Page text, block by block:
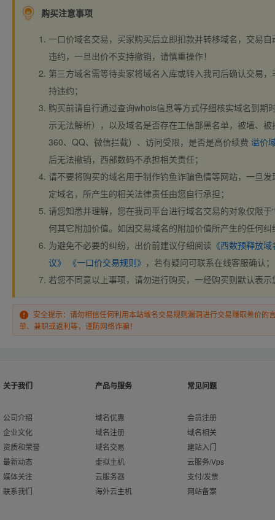
购买注意事项
一口价域名交易，买家购买后立即扣款并转移域名，交易
违约，一旦出价不支持撤销，请慎重操作！
第三方域名需等待卖家将域名入库或转入我司后确认交易
持违约；
购买前请自行通过查询whois信息等方式仔细核实域名到期
示无法解析），以及域名是否存在工信部黑名单，被墙、
360、QQ、微信拦截）、访问受限，是否是高价续费 溢价
后无法撤销，西部数码不承担相关责任；
请不要将购买的域名用于制作钓鱼诈骗色情等网站，一旦
定域名，所产生的相关法律责任由您自行承担；
请您知悉并理解，您在我司平台进行域名交易的对象仅限于
何其它附加价值。如因交易域名的附加价值所产生的任何
为避免不必要的纠纷，出价前建议仔细阅读 《西数预释放
议》
《一口价交易规则》 ，若有疑问可联系在线客服确认；
若您不同意以上事项，请勿进行购买，一经购买则默认表
安全提示：请勿相信任何利用本站域名交易规则漏洞进行交易赚取差价的
单、兼职或返利等，谨防网络诈骗！
关于我们
公司介绍
企业文化
资质和荣誉
最新动态
媒体关注
联系我们
产品与服务
域名优惠
域名注册
域名交易
虚拟主机
云服务器
海外云主机
常见问题
会员注册
域名相关
建站入门
云服务/Vps
支付/发票
网站备案